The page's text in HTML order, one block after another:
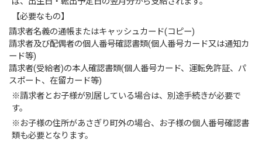
【必要なもの】
請求者名義の通帳またはキャッシュカード(コピー)
請求者及び配偶者の個人番号確認書類(個人番号カード又は通知カ
ード等)
請求者(受給者)の本人確認書類(個人番号カード、運転免許証、パ
スポート、在留カード等)
※請求者とお子様が別居している場合は、別途手続きが必要で
す。
※お子様の住所があさぎり町外の場合、お子様の個人番号確認書
類も必要となります。